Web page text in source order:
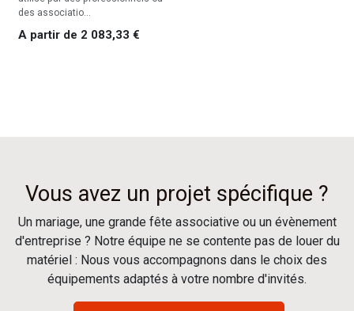
des associatio...
A partir de 2 083,33 €
Vous avez un projet spécifique ?
Un mariage, une grande fête associative ou un évènement
d'entreprise ? Notre équipe ne se contente pas de louer du
matériel : Nous vous accompagnons dans le choix des
équipements adaptés à votre nombre d'invités.